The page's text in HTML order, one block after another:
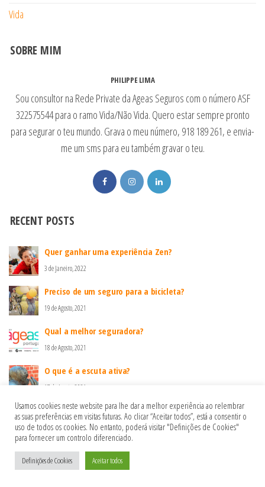
Vida
SOBRE MIM
PHILIPPE LIMA
Sou consultor na Rede Private da Ageas Seguros com o número ASF
322575544 para o ramo Vida/Não Vida. Quero estar sempre pronto
para segurar o teu mundo. Grava o meu número, 918 189 261, e envia-
me um sms para eu também gravar o teu.
RECENT POSTS
Quer ganhar uma experiência Zen?
3 de Janeiro, 2022
Preciso de um seguro para a bicicleta?
19 de Agosto, 2021
Qual a melhor seguradora?
18 de Agosto, 2021
O que é a escuta ativa?
17 de Agosto, 2021
Política de privacidade
Política de Cookies
Usamos cookies neste website para lhe dar a melhor experiência ao relembrar
as suas preferências em visitas futuras. Ao clicar “Aceitar todos”, está a consentir o
uso de todos os cookies. No entanto, poderá visitar "Definições de Cookies"
para fornecer um controlo diferenciado.
Definições de Cookies Aceitar todos